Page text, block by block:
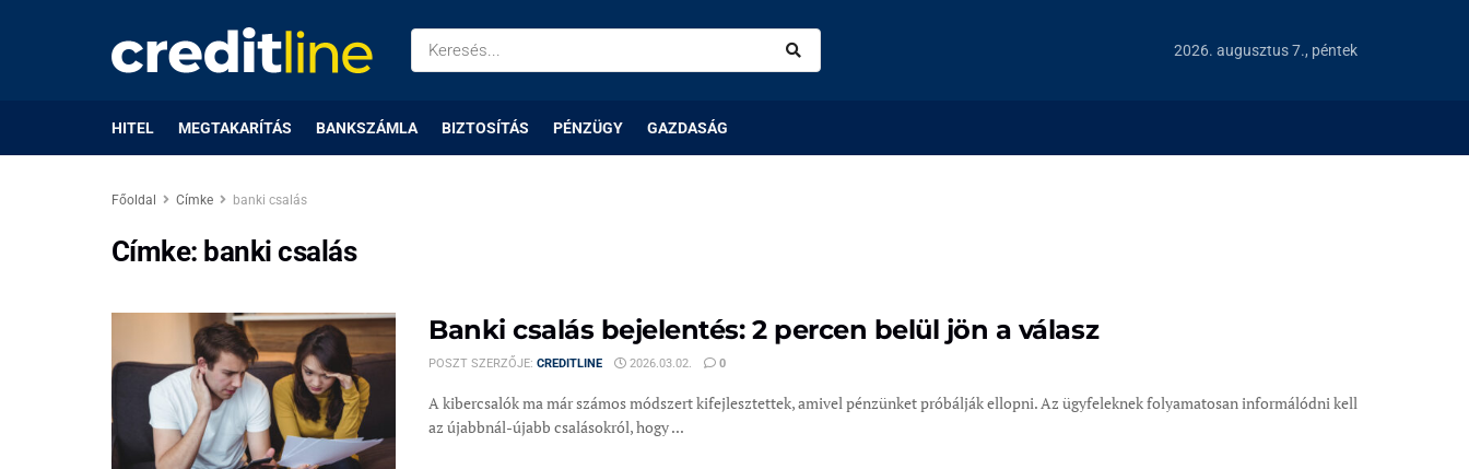
2026. augusztus 7., péntek
HITEL MEGTAKARÍTÁS BANKSZÁMLA BIZTOSÍTÁS PÉNZÜGY GAZDASÁG
Főoldal Címke banki csalás
Címke: banki csalás
Banki csalás bejelentés: 2 percen belül jön a válasz
POSZT SZERZŐJE: CREDITLINE 2026.03.02. 0
A kibercsalók ma már számos módszert kifejlesztettek, amivel pénzünket próbálják ellopni. Az ügyfeleknek folyamatosan informálódni kell
az újabbnál-újabb csalásokról, hogy ...